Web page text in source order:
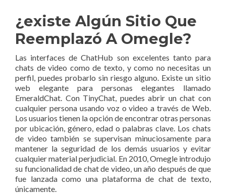
¿existe Algún Sitio Que
Reemplazó A Omegle?
Las interfaces de ChatHub son excelentes tanto para
chats de video como de texto, y como no necesitas un
perfil, puedes probarlo sin riesgo alguno. Existe un sitio
web elegante para personas elegantes llamado
EmeraldChat. Con TinyChat, puedes abrir un chat con
cualquier persona usando voz o video a través de Web.
Los usuarios tienen la opción de encontrar otras personas
por ubicación, género, edad o palabras clave. Los chats
de video también se supervisan minuciosamente para
mantener la seguridad de los demás usuarios y evitar
cualquier material perjudicial. En 2010, Omegle introdujo
su funcionalidad de chat de video, un año después de que
fue lanzada como una plataforma de chat de texto,
únicamente.